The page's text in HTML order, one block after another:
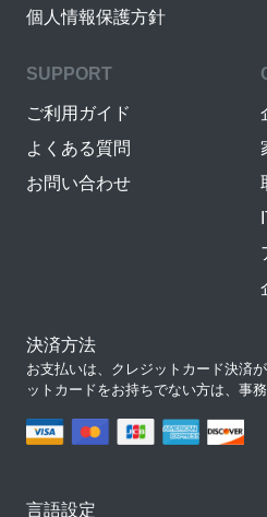
個人情報保護方針
SUPPORT
ご利用ガイド
よくある質問
お問い合わせ
決済方法
お支払いは、クレジットカード決済
ットカードをお持ちでない方は、事
言語設定